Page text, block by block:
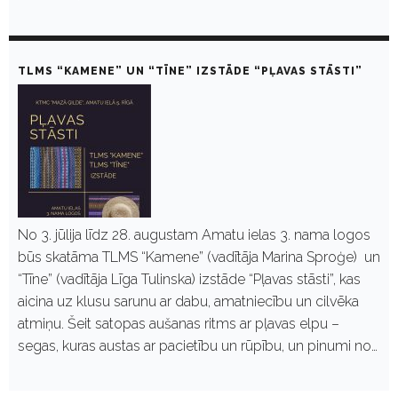
TLMS “KAMENE” UN “TĪNE” IZSTĀDE “PĻAVAS STĀSTI”
No 3. jūlija līdz 28. augustam Amatu ielas 3. nama logos
būs skatāma TLMS “Kamene” (vadītāja Marina Sproģe) un
“Tīne” (vadītāja Līga Tulinska) izstāde “Pļavas stāsti”, kas
aicina uz klusu sarunu ar dabu, amatniecību un cilvēka
atmiņu. Šeit satopas aušanas ritms ar pļavas elpu –
segas, kuras austas ar pacietību un rūpību, un pinumi no…